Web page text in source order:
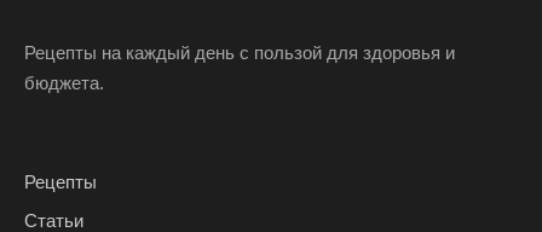
Рецепты на каждый день с пользой для здоровья и
бюджета.
Рецепты
Статьи